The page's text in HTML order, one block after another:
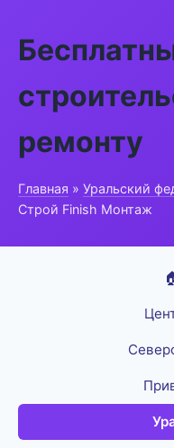
ремонту
Главная » Уральский
Строй Finish Монтаж